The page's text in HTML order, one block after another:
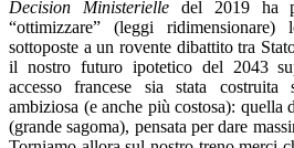
Decision Ministerielledel 2019 ha
“ottimizzare” (leggi
sottoposte a un rovente dibattito tra
il nostro futuro ipotetico del 2043
accesso francese sia stata
ambiziosa (e anche più costosa): quella
(grande sagoma), pensata per dare